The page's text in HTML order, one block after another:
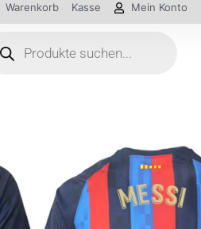
Warenkorb Kasse Mein Konto